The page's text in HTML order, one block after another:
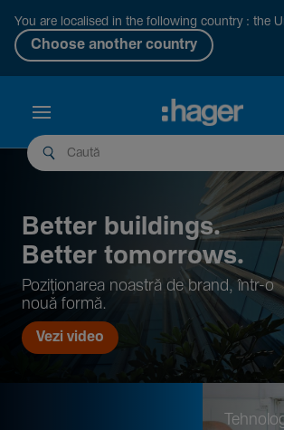
You are localised in the following country : the
Choose another country
Better buil­dings.
Better tomor­rows.
Pozi­țio­narea noastră de brand, într-o
nouă formă.
Vezi video